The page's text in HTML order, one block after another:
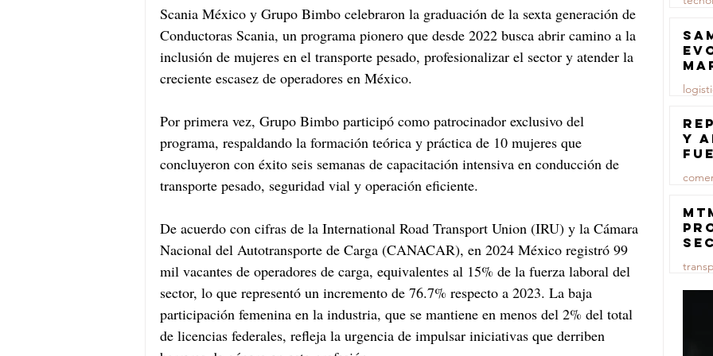
Scania México y Grupo Bimbo celebraron la graduación de la sexta generación de
Conductoras Scania, un programa pionero que desde 2022 busca abrir camino a la
inclusión de mujeres en el transporte pesado, profesionalizar el sector y atender la
creciente escasez de operadores en México.
Por primera vez, Grupo Bimbo participó como patrocinador exclusivo del
programa, respaldando la formación teórica y práctica de 10 mujeres que
concluyeron con éxito seis semanas de capacitación intensiva en conducción de
transporte pesado, seguridad vial y operación eficiente.
De acuerdo con cifras de la International Road Transport Union (IRU) y la Cámara
Nacional del Autotransporte de Carga (CANACAR), en 2024 México registró 99
mil vacantes de operadores de carga, equivalentes al 15% de la fuerza laboral del
sector, lo que representó un incremento de 76.7% respecto a 2023. La baja
participación femenina en la industria, que se mantiene en menos del 2% del total
de licencias federales, refleja la urgencia de impulsar iniciativas que derriben
23 jul
23 jul
y
23 jul